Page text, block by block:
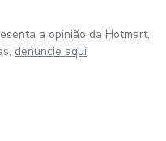
a opinião da Hotmart.
denuncie aqui